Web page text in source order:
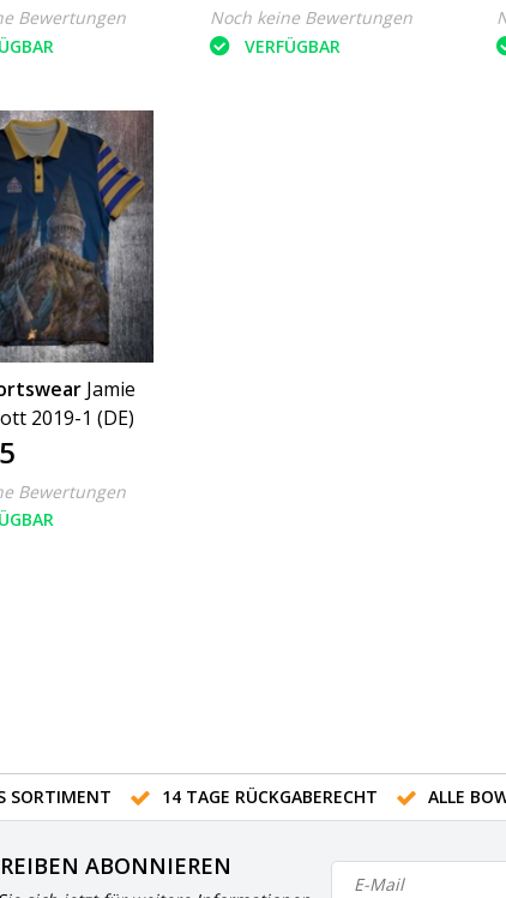
Bewertungen
Noch keine Bewertungen
VERFÜGBAR
Jamie
2019-1 (DE)
Bewertungen
SORTIMENT 14 TAGE RÜCKGABERECHT ALLE
ABONNIEREN